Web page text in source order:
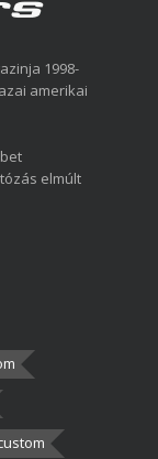
1998-
amerikai
elmúlt